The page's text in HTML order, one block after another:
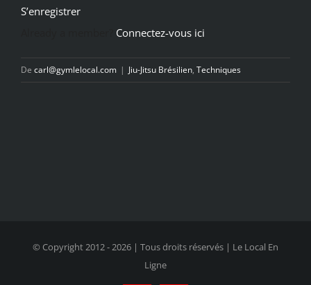
S’enregistrer
Connectez-vous ici
De carl@gymlelocal.com | Jiu-Jitsu Brésilien, Techniques
© Copyright 2012 -2026 | Tous droits réservés | Le Local En
Ligne